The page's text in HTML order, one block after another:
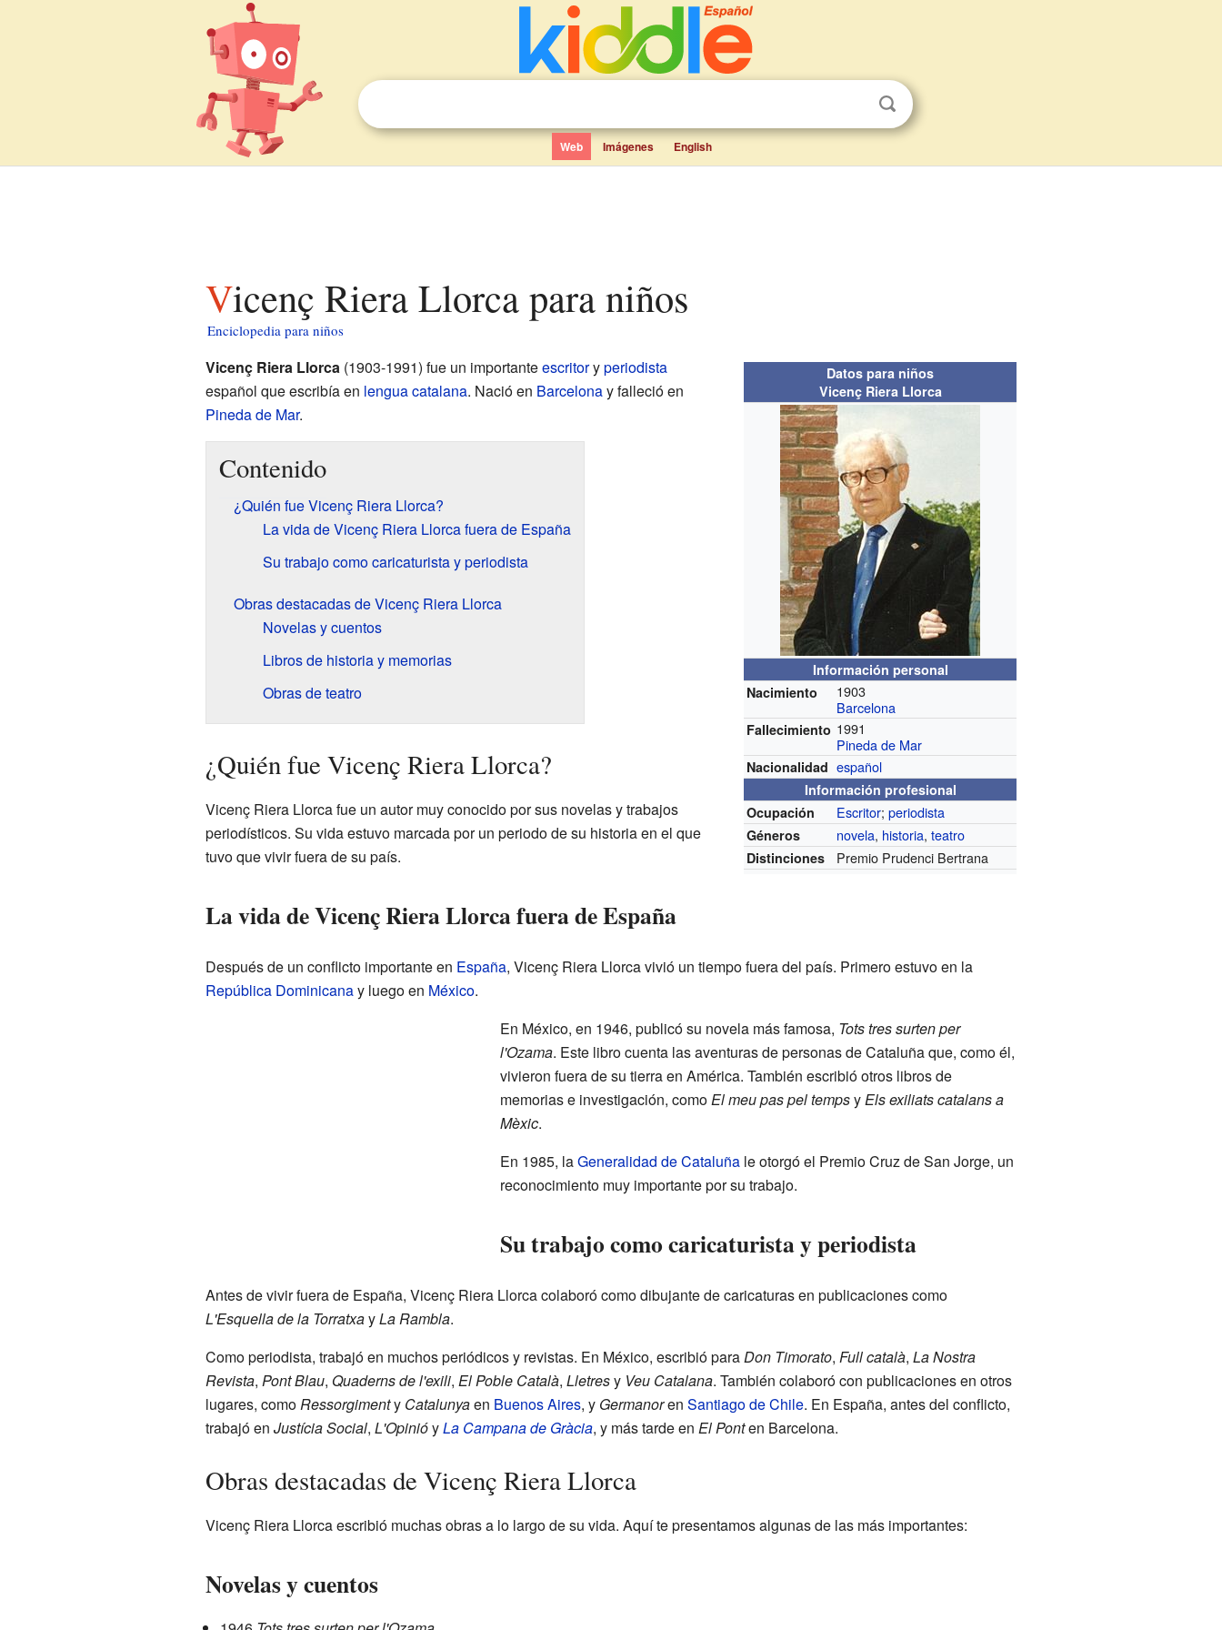
Web Imágenes English
Vicenç Riera Llorca para niños
Enciclopedia para niños
Datos para niños
Vicenç Riera Llorca
Información personal
Nacimiento
1903
Barcelona
Fallecimiento 1991
Pineda de Mar
Nacionalidad español
Información profesional
Ocupación
Escritor;periodista
Géneros novela, historia,teatro
Distinciones Premio Prudenci Bertrana
Vicenç Riera Llorca(1903-1991) fue un importanteescritoryperiodista
español que escribía en lengua catalana. Nació en Barcelonay falleció en
Pineda de Mar.
Contenido
¿Quién fue Vicenç Riera Llorca?
La vida de Vicenç Riera Llorca fuera de España
Su trabajo como caricaturista y periodista
Obras destacadas de Vicenç Riera Llorca
Novelas y cuentos
Libros de historia y memorias
Obras de teatro
¿Quién fue Vicenç Riera Llorca?
Vicenç Riera Llorca fue un autor muy conocido por sus novelas y trabajos
periodísticos. Su vida estuvo marcada por un periodo de su historia en el que
tuvo que vivir fuera de su país.
La vida de Vicenç Riera Llorca fuera de España
Después de un conflicto importante en España, Vicenç Riera Llorca vivió un tiempo fuera del país. Primero estuvo en la
República Dominicanay luego en México.
En México, en 1946, publicó su novela más famosa, Tots tres surten per
l'Ozama. Este libro cuenta las aventuras de personas de Cataluña que, como él,
vivieron fuera de su tierra en América. También escribió otros libros de
memorias e investigación, comoEl meu pas pel tempsyEls exiliats catalans a
Mèxic.
En 1985, laGeneralidad de Cataluñale otorgó el Premio Cruz de San Jorge, un
reconocimiento muy importante por su trabajo.
Su trabajo como caricaturista y periodista
Antes de vivir fuera de España, Vicenç Riera Llorca colaboró como dibujante de caricaturas en publicaciones como
L'Esquella de la TorratxayLa Rambla.
Como periodista, trabajó en muchos periódicos y revistas. En México, escribió paraDon Timorato, Full català, La Nostra
Revista, Pont Blau, Quaderns de l'exili, El Poble Català, Lletresy Veu Catalana. También colaboró con publicaciones en otros
lugares, comoRessorgimenty Catalunyaen Buenos Aires, y Germanoren Santiago de Chile. En España, antes del conflicto,
trabajó en Justícia Social, L'OpinióyLa Campana de Gràcia, y más tarde en El Ponten Barcelona.
Obras destacadas de Vicenç Riera Llorca
Vicenç Riera Llorca escribió muchas obras a lo largo de su vida. Aquí te presentamos algunas de las más importantes:
Novelas y cuentos